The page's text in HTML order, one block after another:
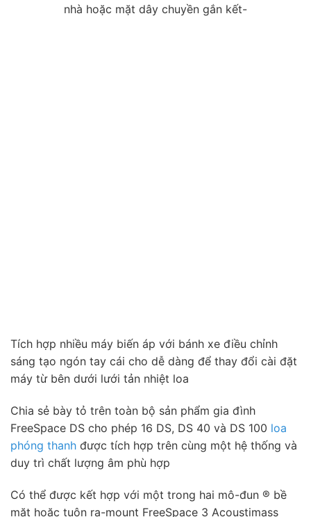
nhà hoặc mặt dây chuyền gắn kết-
Tích hợp nhiều máy biến áp với bánh xe điều chỉnh
sáng tạo ngón tay cái cho dễ dàng để thay đổi cài đặt
máy từ bên dưới lưới tản nhiệt loa
Chia sẻ bày tỏ trên toàn bộ sản phẩm gia đình
FreeSpace DS cho phép 16 DS, DS 40 và DS 100 loa
phóng thanh được tích hợp trên cùng một hệ thống và
duy trì chất lượng âm phù hợp
Có thể được kết hợp với một trong hai mô-đun ® bề
mặt hoặc tuôn ra-mount FreeSpace 3 Acoustimass